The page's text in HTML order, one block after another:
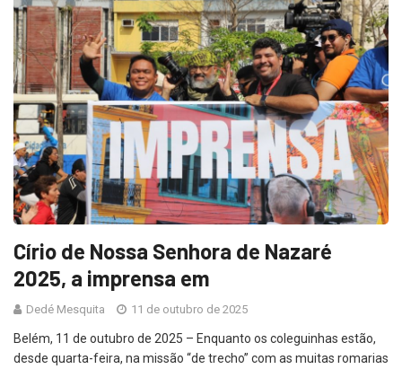
Círio de Nossa Senhora de Nazaré
2025, a imprensa em
Dedé Mesquita 11 de outubro de 2025
Belém, 11 de outubro de 2025 – Enquanto os coleguinhas estão,
desde quarta-feira, na missão “de trecho” com as muitas romarias